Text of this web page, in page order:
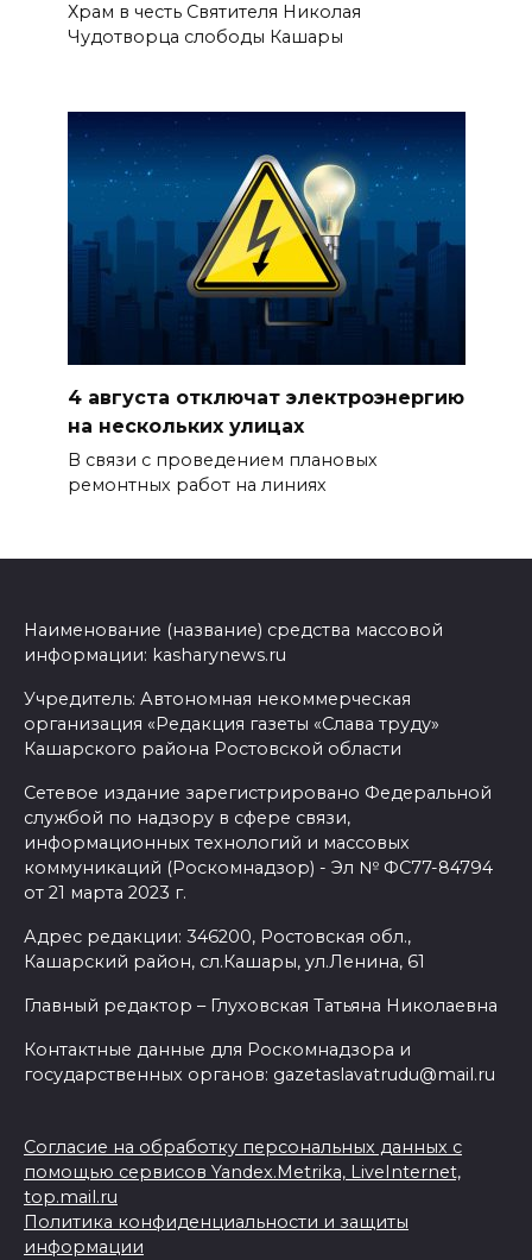
Храм в честь Святителя Николая
Чудотворца слободы Кашары
4 августа отключат электроэнергию
на нескольких улицах
В связи с проведением плановых
ремонтных работ на линиях
Наименование (название) средства массовой
информации: kasharynews.ru
Учредитель: Автономная некоммерческая
организация «Редакция газеты «Слава труду»
Кашарского района Ростовской области
Сетевое издание зарегистрировано Федеральной
службой по надзору в сфере связи,
информационных технологий и массовых
коммуникаций (Роскомнадзор) - Эл № ФС77-84794
от 21 марта 2023 г.
Адрес редакции: 346200, Ростовская обл.,
Кашарский район, сл.Кашары, ул.Ленина, 61
Главный редактор – Глуховская Татьяна Николаевна
Контактные данные для Роскомнадзора и
государственных органов: gazetaslavatrudu@mail.ru
Согласие на обработку персональных данных с
помощью сервисов Yandex.Metrika, LiveInternet,
top.mail.ru
Политика конфиденциальности и защиты
информации